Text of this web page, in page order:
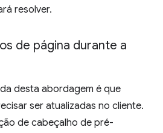
resolver.
de página durante a
desta abordagem é que
ser atualizadas no cliente.
de cabeçalho de pré-